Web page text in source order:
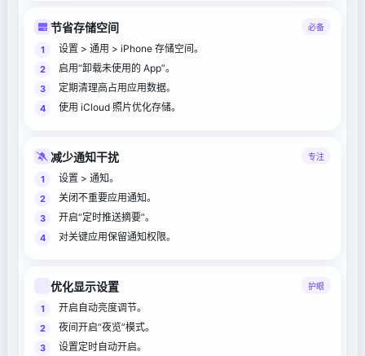
节省存储空间 必备
设置 > 通用 > iPhone 存储空间。
启用“卸载未使用的 App”。
定期清理高占用应用数据。
使用 iCloud 照片优化存储。
减少通知干扰 专注
设置 > 通知。
关闭不重要应用通知。
开启“定时推送摘要”。
对关键应用保留通知权限。
优化显示设置 护眼
开启自动亮度调节。
夜间开启“夜览”模式。
设置定时自动开启。